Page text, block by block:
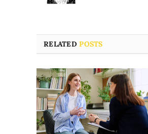
RELATEDPOSTS